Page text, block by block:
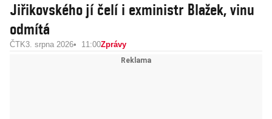
Jiřikovského jí čelí i exministr Blažek, vinu
odmítá
ČTK3. srpna 2026 11:00Zprávy